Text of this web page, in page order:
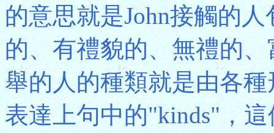
的意思就是John接觸的
的、有禮貌的、無禮的
舉的人的種類就是由各
表達上句中的"kinds"，